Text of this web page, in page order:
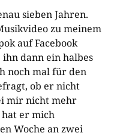
sieben Jahren.
zu meinem
auf Facebook
dann ein halbes
noch mal für den
ob er nicht
mir nicht mehr
er mich
Woche an zwei